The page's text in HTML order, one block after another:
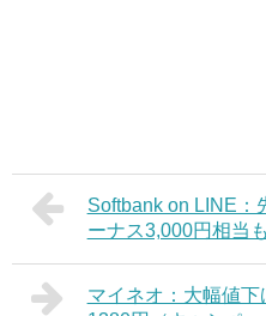
Softbank on LINE：
ーナス3,000円相当
マイネオ：大幅値